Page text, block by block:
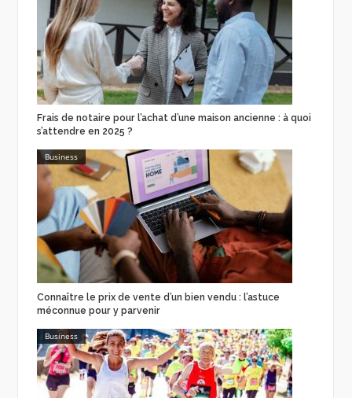
Frais de notaire pour l’achat d’une maison ancienne : à quoi
s’attendre en 2025 ?
Business
Connaître le prix de vente d’un bien vendu : l’astuce
méconnue pour y parvenir
Business